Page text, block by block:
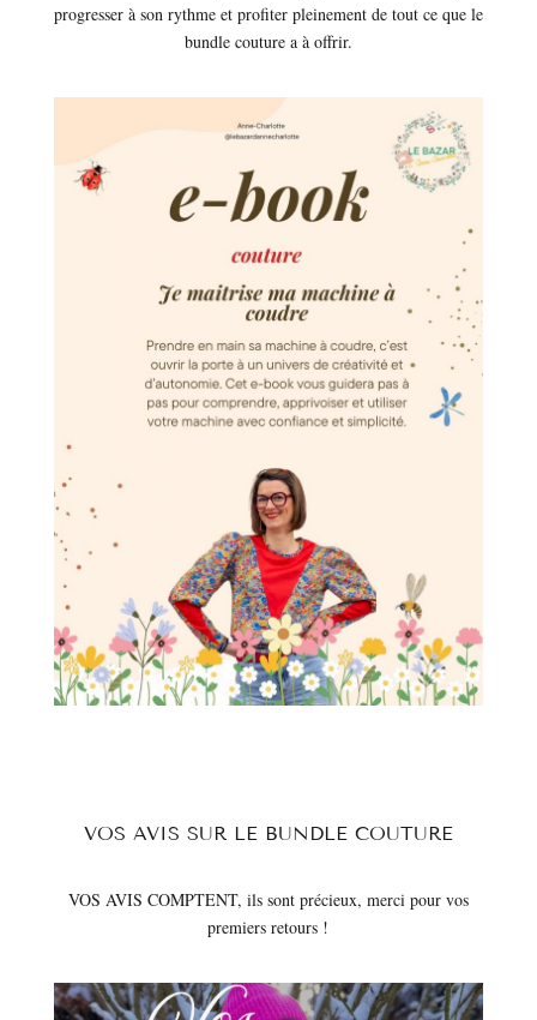
progresser à son rythme et profiter pleinement de tout ce que le
bundle couture a à offrir.
VOS AVIS SUR LE BUNDLE COUTURE
VOS AVIS COMPTENT, ils sont précieux, merci pour vos
premiers retours !